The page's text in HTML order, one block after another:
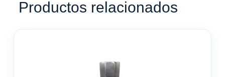
Productos relacionados